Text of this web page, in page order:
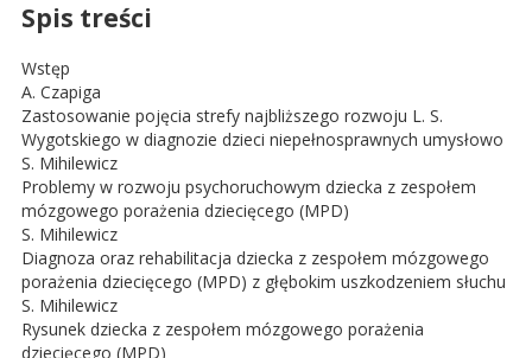
Spis treści
Wstęp
A. Czapiga
Zastosowanie pojęcia strefy najbliższego rozwoju L. S.
Wygotskiego w diagnozie dzieci niepełnosprawnych umysłowo
S. Mihilewicz
Problemy w rozwoju psychoruchowym dziecka z zespołem
mózgowego porażenia dziecięcego (MPD)
S. Mihilewicz
Diagnoza oraz rehabilitacja dziecka z zespołem mózgowego
porażenia dziecięcego (MPD) z głębokim uszkodzeniem słuchu
S. Mihilewicz
Rysunek dziecka z zespołem mózgowego porażenia
dziecięcego (MPD)